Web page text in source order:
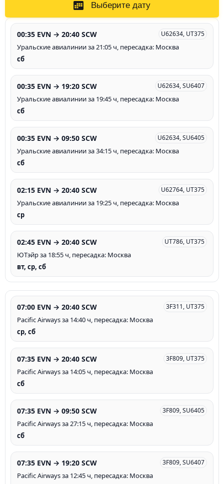
Выберите дату
00:35 EVN → 20:40 SCW U62634, UT375
Уральские авиалинии за 21:05 ч, пересадка: Москва
сб
00:35 EVN → 19:20 SCW U62634, SU6407
Уральские авиалинии за 19:45 ч, пересадка: Москва
сб
00:35 EVN → 09:50 SCW U62634, SU6405
Уральские авиалинии за 34:15 ч, пересадка: Москва
сб
02:15 EVN → 20:40 SCW U62764, UT375
Уральские авиалинии за 19:25 ч, пересадка: Москва
ср
02:45 EVN → 20:40 SCW UT786, UT375
ЮТэйр за 18:55 ч, пересадка: Москва
вт, ср, сб
07:00 EVN → 20:40 SCW 3F311, UT375
Pacific Airways за 14:40 ч, пересадка: Москва
ср, сб
07:35 EVN → 20:40 SCW 3F809, UT375
Pacific Airways за 14:05 ч, пересадка: Москва
сб
07:35 EVN → 09:50 SCW 3F809, SU6405
Pacific Airways за 27:15 ч, пересадка: Москва
сб
07:35 EVN → 19:20 SCW 3F809, SU6407
Pacific Airways за 12:45 ч, пересадка: Москва